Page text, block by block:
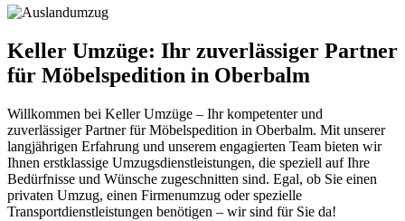
Keller Umzüge: Ihr zuverlässiger Partner
für Möbelspedition in Oberbalm
Willkommen bei Keller Umzüge – Ihr kompetenter und
zuverlässiger Partner für Möbelspedition in Oberbalm. Mit unserer
langjährigen Erfahrung und unserem engagierten Team bieten wir
Ihnen erstklassige Umzugsdienstleistungen, die speziell auf Ihre
Bedürfnisse und Wünsche zugeschnitten sind. Egal, ob Sie einen
privaten Umzug, einen Firmenumzug oder spezielle
Transportdienstleistungen benötigen – wir sind für Sie da!